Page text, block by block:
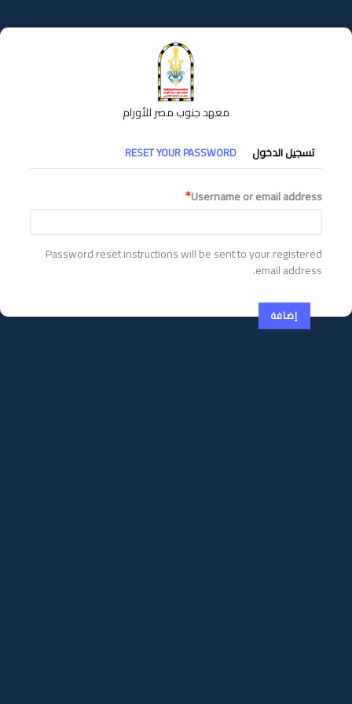
إلى
المحتوى
معهد جنوب مصر للأورام
التبويبات
الأساسية
تسجيل الدخول RESET YOUR PASSWORD
Username or email address
Password reset instructions will be sent to your registered
email address.